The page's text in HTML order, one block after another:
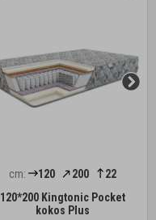
cm: 120 200
22
120*200 Kingtonic Pocket
kokos Plus